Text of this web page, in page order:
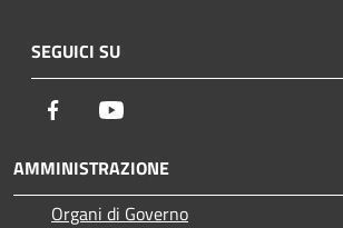
SEGUICI SU
Facebook
AMMINISTRAZIONE
Organi di Governo